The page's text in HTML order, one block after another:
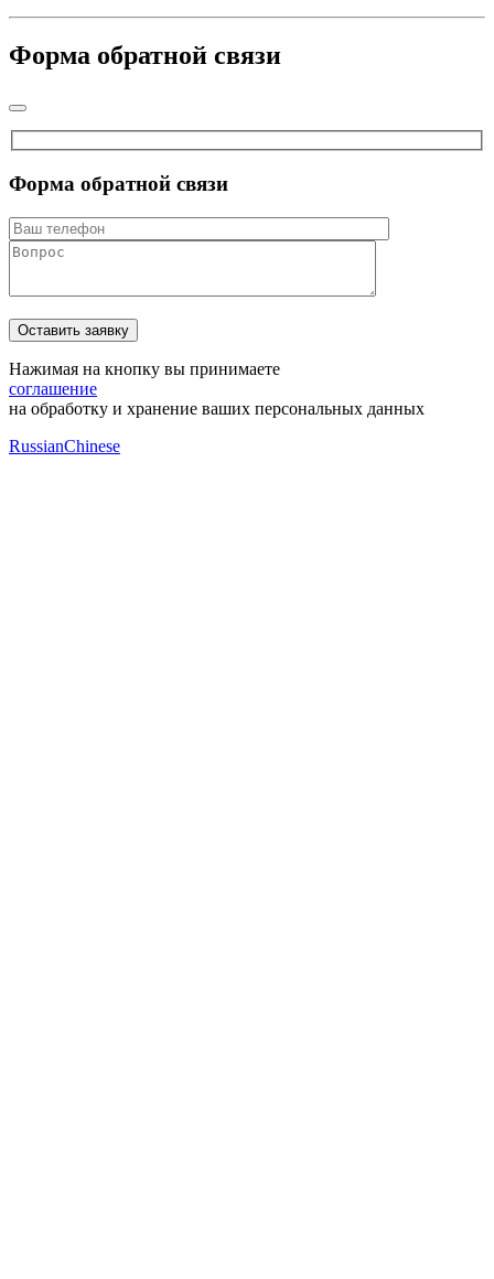
Форма обратной связи
Форма обратной связи
Нажимая на кнопку вы принимаете
соглашение
на обработку и хранение ваших персональных данных
RussianChinese